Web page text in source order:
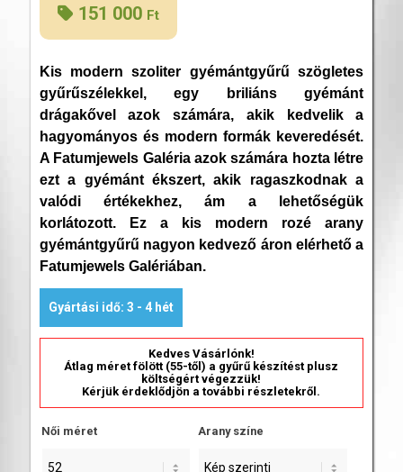
151 000 Ft
Kis modern szoliter gyémántgyűrű szögletes
gyűrűszélekkel, egy briliáns gyémánt
drágakővel azok számára, akik kedvelik a
hagyományos és modern formák keveredését.
A Fatumjewels Galéria azok számára hozta létre
ezt a gyémánt ékszert, akik ragaszkodnak a
valódi értékekhez, ám a lehetőségük
korlátozott. Ez a kis modern rozé arany
gyémántgyűrű nagyon kedvező áron elérhető a
Fatumjewels Galériában.
Gyártási idő: 3 - 4 hét
Kedves Vásárlónk!
Átlag méret fölött (55-től) a gyűrű készítést plusz
költségért végezzük!
Kérjük érdeklődjön a további részletekről.
Női méret Arany színe